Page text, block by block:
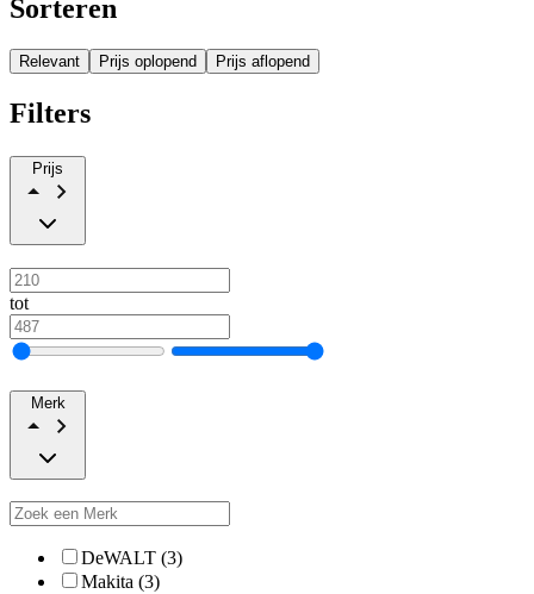
Sorteren
Relevant Prijs oplopend Prijs aflopend
Filters
Prijs
tot
Merk
DeWALT (3)
Makita (3)